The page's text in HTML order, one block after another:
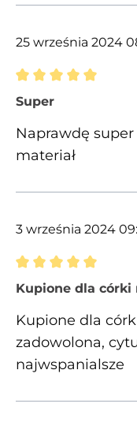
25 września 2024
Recenzja z
Super
Naprawdę
materiał
3 września 2024
Recenzja z
Kupione dla córki
Kupione dla
zadowolona,
najwspanialsze